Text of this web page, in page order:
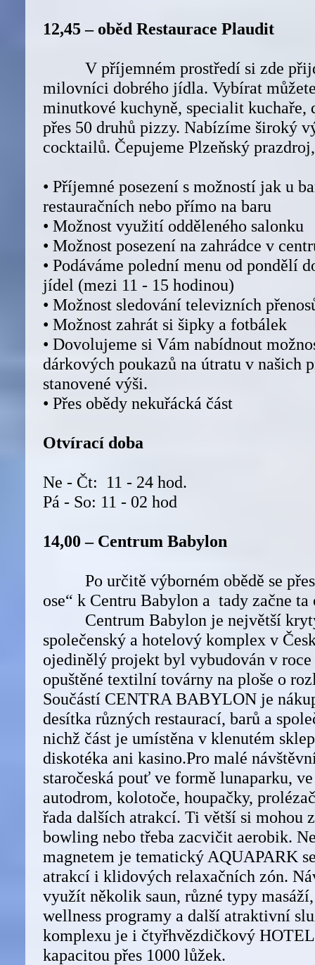
12,45 – oběd Restaurace Plaudit
V příjemném prostředí si zde
milovníci dobrého jídla. Vybírat
minutkové kuchyně, specialit kuchaře,
přes 50 druhů pizzy. Nabízíme široký
cocktailů. Čepujeme Plzeňský
• Příjemné posezení s možností jak u
restauračních nebo přímo na baru
• Možnost využití odděleného salonku
• Možnost posezení na zahrádce v
• Podáváme polední menu od pondělí
jídel (mezi 11 - 15 hodinou)
• Možnost sledování televizních
• Možnost zahrát si šipky a fotbálek
• Dovolujeme si Vám nabídnout
dárkových poukazů na útratu v našich
stanovené výši.
• Přes obědy nekuřácká část
Otvírací doba
Ne - Čt: 11 - 24 hod.
Pá - So: 11 - 02 hod
14,00 – Centrum Babylon
Po určitě výborném obědě se
ose“ k Centru Babylon a tady začne ta
Centrum Babylon je největší
společenský a hotelový komplex v
ojedinělý projekt byl vybudován v roce
opuštěné textilní továrny na ploše o
Součástí CENTRA BABYLON je
desítka různých restaurací, barů a
nichž část je umístěna v klenutém
diskotéka ani kasino.Pro malé
staročeská pouť ve formě lunaparku,
autodrom, kolotoče, houpačky,
řada dalších atrakcí. Ti větší si mohou
bowling nebo třeba zacvičit aerobik.
magnetem je tematický AQUAPARK
atrakcí i klidových relaxačních zón.
využít několik saun, různé typy
wellness programy a další atraktivní
komplexu je i čtyřhvězdičkový
kapacitou přes 1000 lůžek.